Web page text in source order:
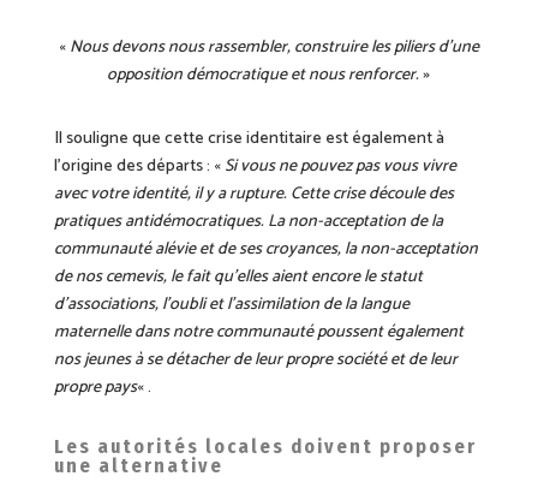
«Nous devons nous rassembler, construire les piliers d’une
opposition démocratique et nous renforcer.»
Il souligne que cette crise identitaire est également à
l’origine des départs : «Si vous ne pouvez pas vous vivre
avec votre identité, il y a rupture. Cette crise découle des
pratiques antidémocratiques. La non-acceptation de la
communauté alévie et de ses croyances, la non-acceptation
de nos cemevis, le fait qu’elles aient encore le statut
d’associations, l’oubli et l’assimilation de la langue
maternelle dans notre communauté poussent également
nos jeunes à se détacher de leur propre société et de leur
propre pays« .
Les autorités locales doivent proposer
une alternative